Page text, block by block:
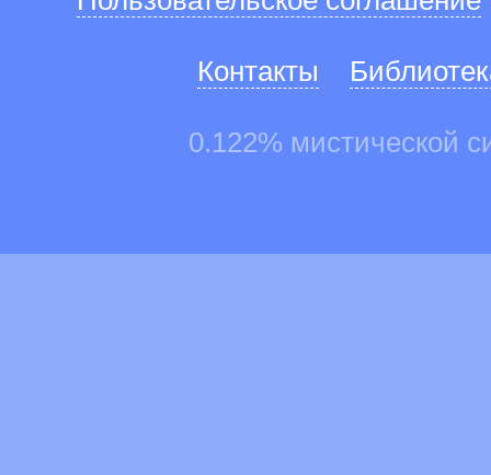
Контакты
0.122% мистической